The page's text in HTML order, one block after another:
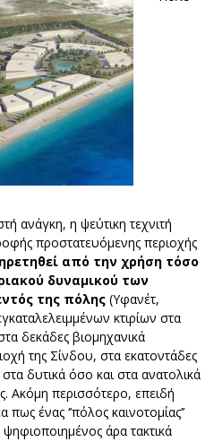
ανάγκη, η ψεύτικη τεχνιτή
προστατευόμενης περιοχής
από την χρήση τόσο
δυναμικού των
της πόλης(Υφανέτ,
κτιρίων στα
δεκάδες βιομηχανικά
της Σίνδου, στα εκατοντάδες
δυτικά όσο και στα ανατολικά
Ακόμη περισσότερο, επειδή
ένας ‘’πόλος καινοτομίας’’
άρα τακτικά